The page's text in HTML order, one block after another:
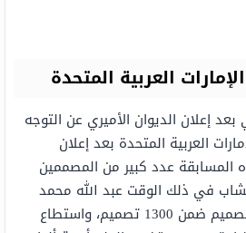
العربية المتحدة
بعد إعلان الديوان الأميري عن التوجه
العربية المتحدة بعد إعلان
المسابقة عدد كبير من المصممين
في ذلك الوقت عبد الله محمد
المعينة، حيث شارك في تصميم ضمن 1300 تصميم، واستطاع